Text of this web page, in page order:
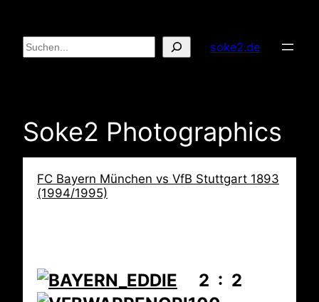
Inhalt
springen
Suchen soke2.de
Soke2 Photographics
FC Bayern München vs VfB Stuttgart 1893
(1994/1995)
2 : 2